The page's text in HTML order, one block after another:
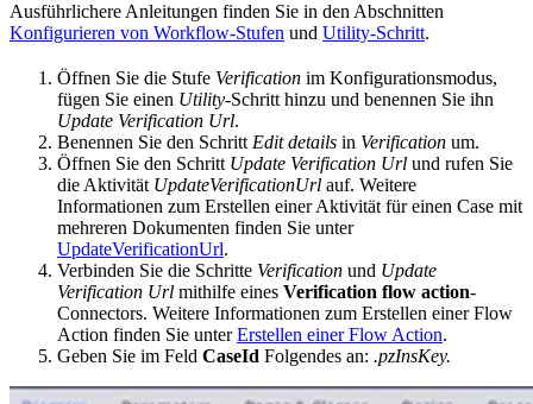
Ausführlichere Anleitungen finden Sie in den Abschnitten
Konfigurieren von Workflow-Stufen und Utility-Schritt.
Öffnen Sie die Stufe Verification im Konfigurationsmodus,
fügen Sie einen Utility-Schritt hinzu und benennen Sie ihn
Update Verification Url.
Benennen Sie den Schritt Edit details in Verification um.
Öffnen Sie den Schritt Update Verification Url und rufen Sie
die Aktivität UpdateVerificationUrl auf. Weitere
Informationen zum Erstellen einer Aktivität für einen Case mit
mehreren Dokumenten finden Sie unter
UpdateVerificationUrl.
Verbinden Sie die Schritte Verification und Update
Verification Url mithilfe eines Verification flow action-
Connectors. Weitere Informationen zum Erstellen einer Flow
Action finden Sie unterErstellen einer Flow Action.
Geben Sie im Feld CaseId Folgendes an: .pzInsKey.